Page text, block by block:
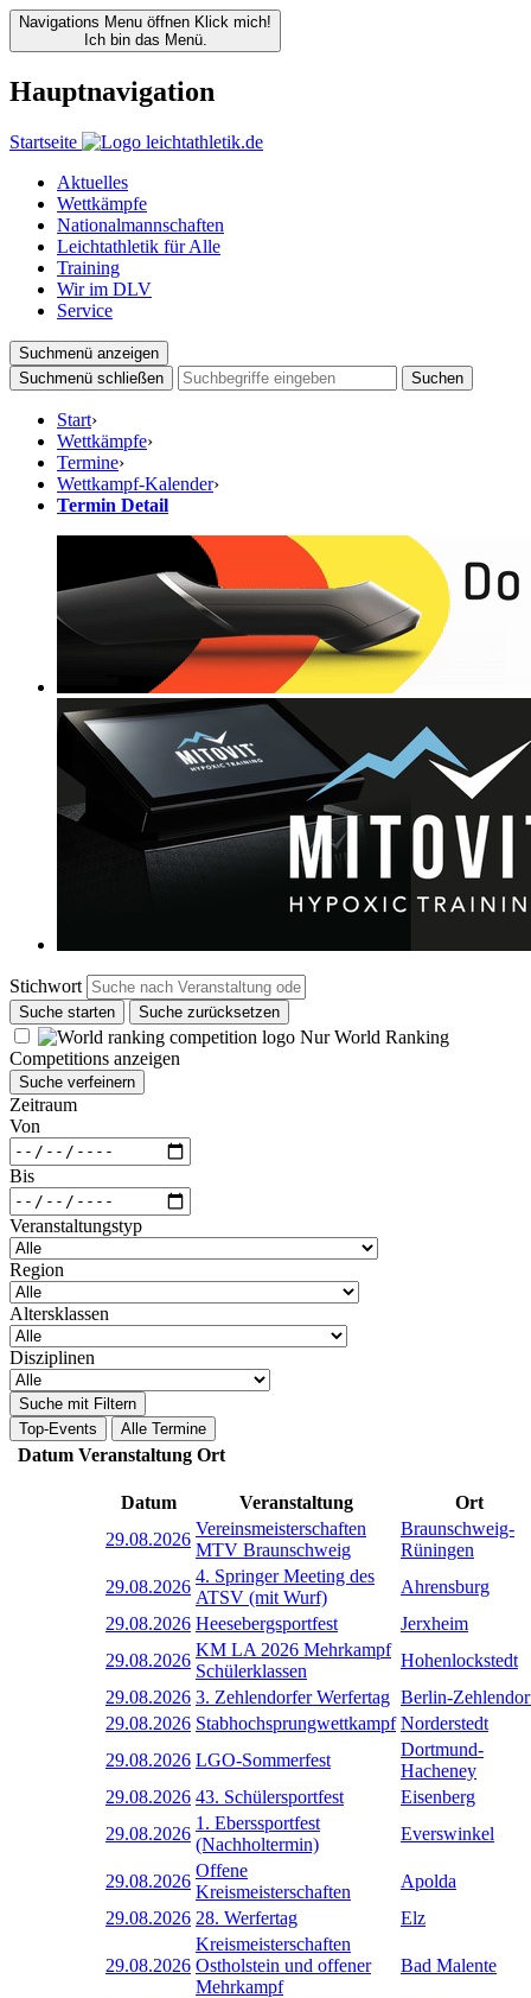
Navigations Menu öffnen Klick mich!
Ich bin das Menü.
Hauptnavigation
Startseite
Aktuelles
Wettkämpfe
Nationalmannschaften
Leichtathletik für Alle
Training
Wir im DLV
Service
Suchmenü anzeigen
Suchmenü schließen
Suchen
Start›
Wettkämpfe›
Termine›
Wettkampf-Kalender›
Termin Detail
Stichwort
Suche starten Suche zurücksetzen
Nur World Ranking
Competitions anzeigen
Suche verfeinern
Zeitraum
Von
Bis
Veranstaltungstyp
Region
Altersklassen
Disziplinen
Suche mit Filtern
Top-Events
Alle Termine
Datum Veranstaltung Ort
Datum Veranstaltung
Ort
29.08.2026
Vereinsmeisterschaften
MTV Braunschweig
Braunschweig-
Rüningen
29.08.2026
4. Springer Meeting des
ATSV (mit Wurf)
Ahrensburg
29.08.2026 Heesebergsportfest
Jerxheim
29.08.2026
KM LA 2026 Mehrkampf
Schülerklassen
Hohenlockstedt
29.08.2026 3. Zehlendorfer Werfertag Berlin-
29.08.2026 Stabhochsprungwettkampf Norderstedt
29.08.2026 LGO-Sommerfest
Dortmund-
Hacheney
29.08.2026 43. Schülersportfest
Eisenberg
29.08.2026
1. Eberssportfest
(Nachholtermin)
Everswinkel
29.08.2026
Offene
Kreismeisterschaften
Apolda
29.08.2026 28. Werfertag Elz
29.08.2026
Kreismeisterschaften
Ostholstein und offener
Mehrkampf
Bad Malente